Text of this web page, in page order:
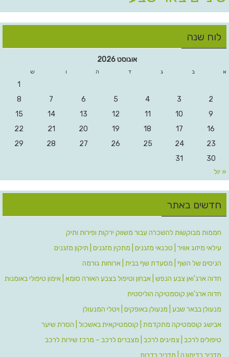
לוח שנה
אוגוסט 2026
א ב ג ד ה ו ש
1
2
3
4
5
6
7
8
9
10
11
12
13
14
15
16
17
18
19
20
21
22
23
24
25
26
27
28
29
30
31
« יול
חדשים באתר
חממות מבוקשות להשכרה עבור משווק ירקות ופירות ותיק
עילאי מיזוג אוויר | טכנאי מזגנים | מתקין מזגנים | תיקון מזגנים
הניסים של השף | מסעדת שף בבית | ארוחות גורמה
חדוה ארג'ואן צבע הנפש | אבחון וטיפול בצבע האורה סומא | אימון טיפולי באומנות
חדוה ארג’ואן קוסמטיקה הוליסטית
מנעולן בבאר שבע | מנעולן באופקים | ויטלי המנעולן
אבישג קוסמטיקה מתקדמת | קוסמטיקאית באשכול | הסרת שיער
טיפולים לרכב | צמיגים לרכב | מצברים לרכב – מרכז שירות לרכב
מדביר בדימונה | מדביר בדרום